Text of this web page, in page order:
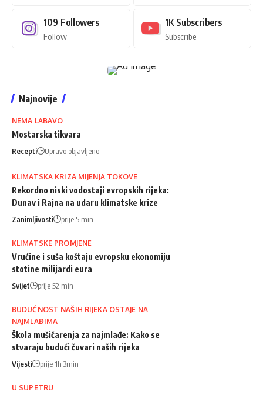
109 Followers
Follow
1K Subscribers
Subscribe
Najnovije
NEMA LABAVO
Mostarska tikvara
Recepti Upravo objavljeno
KLIMATSKA KRIZA MIJENJA TOKOVE
Rekordno niski vodostaji evropskih rijeka:
Dunav i Rajna na udaru klimatske krize
Zanimljivosti prije 5 min
KLIMATSKE PROMJENE
Vrućine i suša koštaju evropsku ekonomiju
stotine milijardi eura
Svijet prije 52 min
BUDUĆNOST NAŠIH RIJEKA OSTAJE NA
NAJMLAĐIMA
Škola mušičarenja za najmlađe: Kako se
stvaraju budući čuvari naših rijeka
Vijesti prije 1h 3min
U SUPETRU